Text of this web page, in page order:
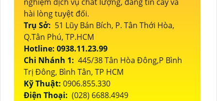
hài lòng tuyệt đối.
Trụ Sở: 51 Lũy Bán Bích, P. Tân Thới Hòa,
Q.Tân Phú, TP.HCM
Hotline: 0938.11.23.99
Chi Nhánh 1: 445/38 Tân Hòa Đông,P Bình
Trị Đông, Bình Tân, TP HCM
Kỹ Thuật: 0906.855.330
Điện Thoại: (028) 6688.4949